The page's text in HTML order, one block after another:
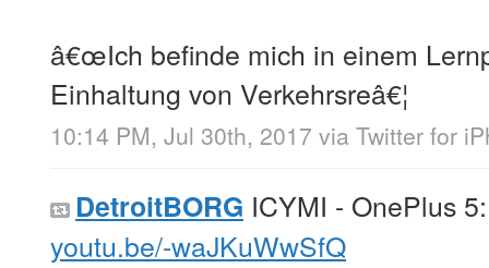
â€œIch befinde mich in einem
Einhaltung von Verkehrsreâ€¦
10:14 PM, Jul 30th, 2017 via Twitter for
DetroitBORG ICYMI - OnePlus
youtu.be/-waJKuWwSfQ